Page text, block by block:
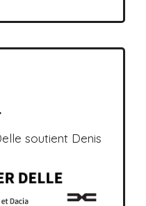
soutient Denis